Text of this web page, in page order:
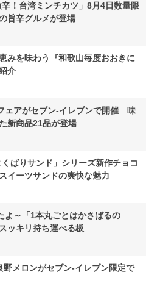
！台湾ミンチカツ」8月4日数量限
旨辛グルメが登場
みを味わう『和歌山毎度おおきに
介
ェアがセブン-イレブンで開催 味
新商品21品が登場
ばりサンド」シリーズ新作チョコ
イーツサンドの爽快な魅力
よ～「1本丸ごとはかさばるの
ッキリ持ち運べる板
メロンがセブン‐イレブン限定で